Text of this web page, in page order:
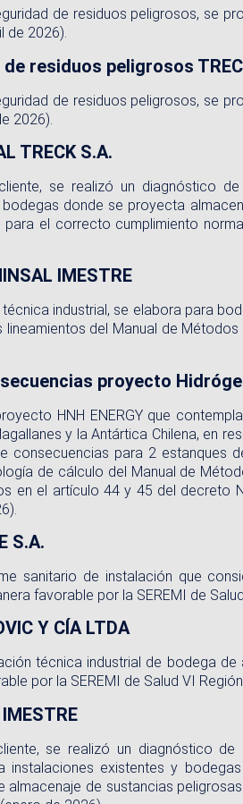
de residuos peligrosos, se
de 2026).
residuos peligrosos
de residuos peligrosos, se
2026).
TRECK S.A.
se realizó un diagnóstico
donde se proyecta
el correcto cumplimiento
IMESTRE
industrial, se elabora para
del Manual de
proyecto
HNH ENERGY que
y la Antártica Chilena, en
consecuencias para 2 estanques
de cálculo del Manual de
en el artículo 44 y 45 del decreto
S.A.
sanitario de instalación que
favorable por la SEREMI de
Y CÍA LTDA
técnica industrial de bodega
por la SEREMI de Salud VI
se realizó un diagnóstico
instalaciones existentes y
de sustancias